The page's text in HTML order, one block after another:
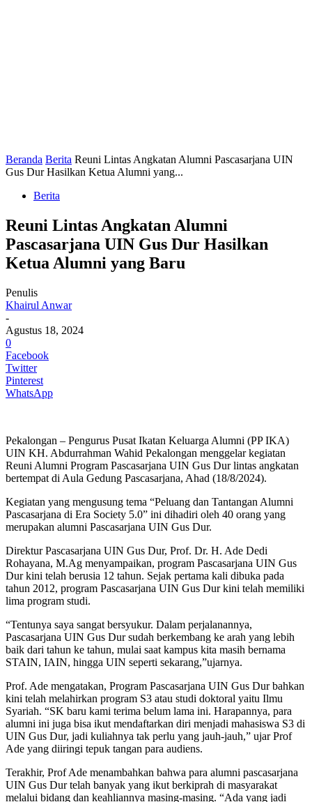
Beranda Berita Reuni Lintas Angkatan Alumni Pascasarjana UIN
Gus Dur Hasilkan Ketua Alumni yang...
Berita
Reuni Lintas Angkatan Alumni
Pascasarjana UIN Gus Dur Hasilkan
Ketua Alumni yang Baru
Penulis
Khairul Anwar
-
Agustus 18, 2024
0
Facebook
Twitter
Pinterest
WhatsApp
Pekalongan – Pengurus Pusat Ikatan Keluarga Alumni (PP IKA)
UIN KH. Abdurrahman Wahid Pekalongan menggelar kegiatan
Reuni Alumni Program Pascasarjana UIN Gus Dur lintas angkatan
bertempat di Aula Gedung Pascasarjana, Ahad (18/8/2024).
Kegiatan yang mengusung tema “Peluang dan Tantangan Alumni
Pascasarjana di Era Society 5.0” ini dihadiri oleh 40 orang yang
merupakan alumni Pascasarjana UIN Gus Dur.
Direktur Pascasarjana UIN Gus Dur, Prof. Dr. H. Ade Dedi
Rohayana, M.Ag menyampaikan, program Pascasarjana UIN Gus
Dur kini telah berusia 12 tahun. Sejak pertama kali dibuka pada
tahun 2012, program Pascasarjana UIN Gus Dur kini telah memiliki
lima program studi.
“Tentunya saya sangat bersyukur. Dalam perjalanannya,
Pascasarjana UIN Gus Dur sudah berkembang ke arah yang lebih
baik dari tahun ke tahun, mulai saat kampus kita masih bernama
STAIN, IAIN, hingga UIN seperti sekarang,”ujarnya.
Prof. Ade mengatakan, Program Pascasarjana UIN Gus Dur bahkan
kini telah melahirkan program S3 atau studi doktoral yaitu Ilmu
Syariah. “SK baru kami terima belum lama ini. Harapannya, para
alumni ini juga bisa ikut mendaftarkan diri menjadi mahasiswa S3 di
UIN Gus Dur, jadi kuliahnya tak perlu yang jauh-jauh,” ujar Prof
Ade yang diiringi tepuk tangan para audiens.
Terakhir, Prof Ade menambahkan bahwa para alumni pascasarjana
UIN Gus Dur telah banyak yang ikut berkiprah di masyarakat
melalui bidang dan keahliannya masing-masing. “Ada yang jadi